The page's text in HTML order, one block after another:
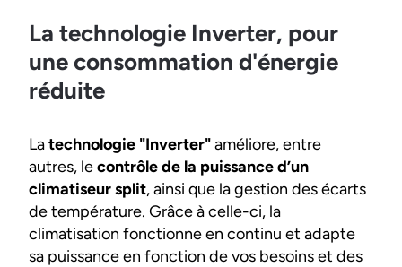
La technologie Inverter, pour
une consommation d'énergie
réduite
Latechnologie "Inverter"améliore, entre
autres, lecontrôle de la puissance d’un
climatiseur split, ainsi que la gestion des écarts
de température. Grâce à celle-ci, la
climatisation fonctionne en continu et adapte
sa puissance en fonction de vos besoins et des